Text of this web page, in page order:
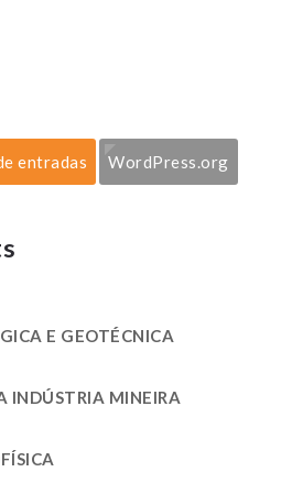
entradas WordPress.org
E GEOTÉCNICA
INDÚSTRIA MINEIRA